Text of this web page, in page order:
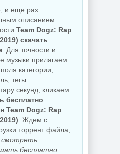
и еще раз
описанием
Team Dogz: Rap
скачать
. Для точности и
музыки прилагаем
тегы.
секунд, кликаем
бесплатно
Team Dogz: Rap
. Ждем с
торрент файла,
смотреть
бесплатно